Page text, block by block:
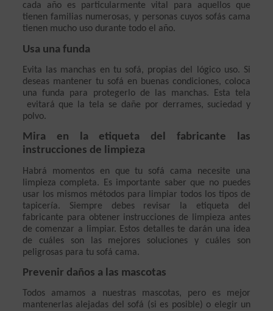
cada año es particularmente vital para aquellos que
tienen familias numerosas, y personas cuyos sofás cama
tienen mucho uso durante todo el año.
Usa una funda
Evita las manchas en tu sofá, propias del lógico uso. Si
deseas mantener tu sofá en buenas condiciones, coloca
una funda para protegerlo de las manchas. Esta tela
evitará que la tela se dañe por derrames, suciedad y
polvo.
Mira en la etiqueta del fabricante las
instrucciones de limpieza
Habrá momentos en que tu sofá cama necesite una
limpieza completa. Es importante saber que no puedes
usar los mismos métodos para limpiar todos los tipos de
tapicería. Siempre debes revisar la etiqueta del
fabricante para obtener instrucciones de limpieza antes
de comenzar a limpiar. Estos detalles te darán una idea
de cuáles son las mejores soluciones y cuáles son
peligrosas para tu sofá cama.
Prevenir daños a las mascotas
Todos amamos a nuestras mascotas, pero es mejor
mantenerlas alejadas del sofá (si es posible) o elegir un